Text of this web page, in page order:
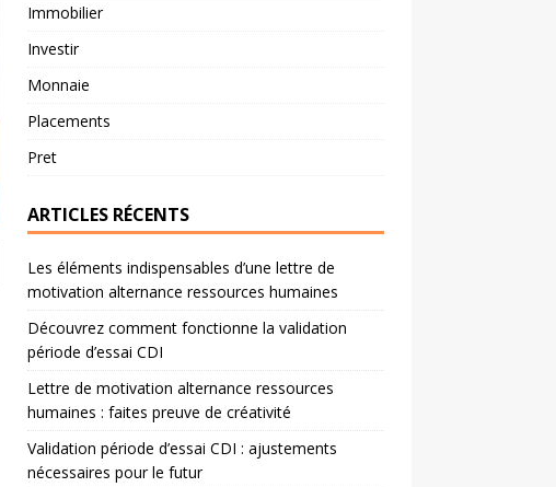
Immobilier
Investir
Monnaie
Placements
Pret
ARTICLES RÉCENTS
Les éléments indispensables d’une lettre de
motivation alternance ressources humaines
Découvrez comment fonctionne la validation
période d’essai CDI
Lettre de motivation alternance ressources
humaines : faites preuve de créativité
Validation période d’essai CDI : ajustements
nécessaires pour le futur